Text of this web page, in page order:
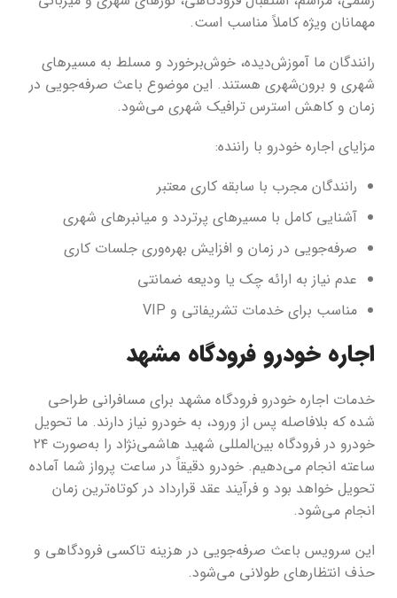
مهمانان ویژه کاملاً مناسب است.
رانندگان ما آموزش‌دیده، خوش‌برخورد و مسلط به مسیرهای
شهری و برون‌شهری هستند. این موضوع باعث صرفه‌جویی در
زمان و کاهش استرس ترافیک شهری می‌شود.
مزایای اجاره خودرو با راننده:
رانندگان مجرب با سابقه کاری معتبر
آشنایی کامل با مسیرهای پرتردد و میانبرهای شهری
صرفه‌جویی در زمان و افزایش بهره‌وری جلسات کاری
عدم نیاز به ارائه چک یا ودیعه ضمانتی
مناسب برای خدمات تشریفاتی و VIP
اجاره خودرو فرودگاه مشهد
خدمات اجاره خودرو فرودگاه مشهد برای مسافرانی طراحی
شده که بلافاصله پس از ورود، به خودرو نیاز دارند. ما تحویل
خودرو در فرودگاه بین‌المللی شهید هاشمی‌نژاد را به‌صورت ۲۴
ساعته انجام می‌دهیم. خودرو دقیقاً در ساعت پرواز شما آماده
تحویل خواهد بود و فرآیند عقد قرارداد در کوتاه‌ترین زمان
انجام می‌شود.
این سرویس باعث صرفه‌جویی در هزینه تاکسی فرودگاهی و
حذف انتظارهای طولانی می‌شود.